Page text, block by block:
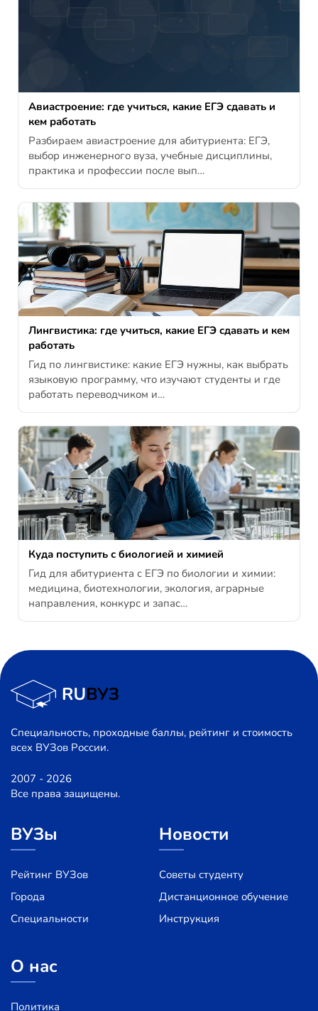
Авиастроение: где учиться, какие ЕГЭ сдавать и
кем работать
Разбираем авиастроение для абитуриента: ЕГЭ,
выбор инженерного вуза, учебные дисциплины,
практика и профессии после вып…
Лингвистика: где учиться, какие ЕГЭ сдавать и кем
работать
Гид по лингвистике: какие ЕГЭ нужны, как выбрать
языковую программу, что изучают студенты и где
работать переводчиком и…
Куда поступить с биологией и химией
Гид для абитуриента с ЕГЭ по биологии и химии:
медицина, биотехнологии, экология, аграрные
направления, конкурс и запас…
Специальность, проходные баллы, рейтинг и стоимость
всех ВУЗов России.
2007 - 2026
Все права защищены.
ВУЗы
Рейтинг ВУЗов
Города
Специальности
Новости
Советы студенту
Дистанционное обучение
Инструкция
О нас
Политика